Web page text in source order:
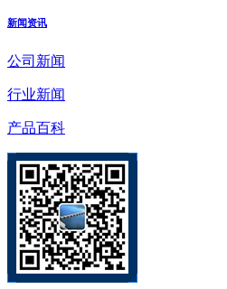
新闻资讯
公司新闻
行业新闻
产品百科